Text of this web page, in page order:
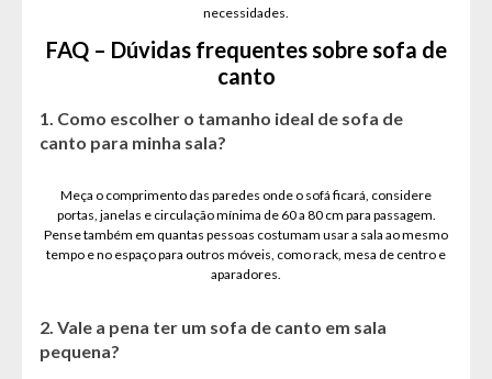
necessidades.
FAQ – Dúvidas frequentes sobre sofa de
canto
1. Como escolher o tamanho ideal de sofa de
canto para minha sala?
Meça o comprimento das paredes onde o sofá ficará, considere
portas, janelas e circulação mínima de 60 a 80 cm para passagem.
Pense também em quantas pessoas costumam usar a sala ao mesmo
tempo e no espaço para outros móveis, como rack, mesa de centro e
aparadores.
2. Vale a pena ter um sofa de canto em sala
pequena?